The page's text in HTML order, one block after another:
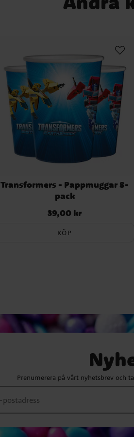
Transformers - Pappmuggar 8-
pack
Pris:39,00 kr
39,00 kr
KÖP
Prenumerera på vårt nyhetsbrev och